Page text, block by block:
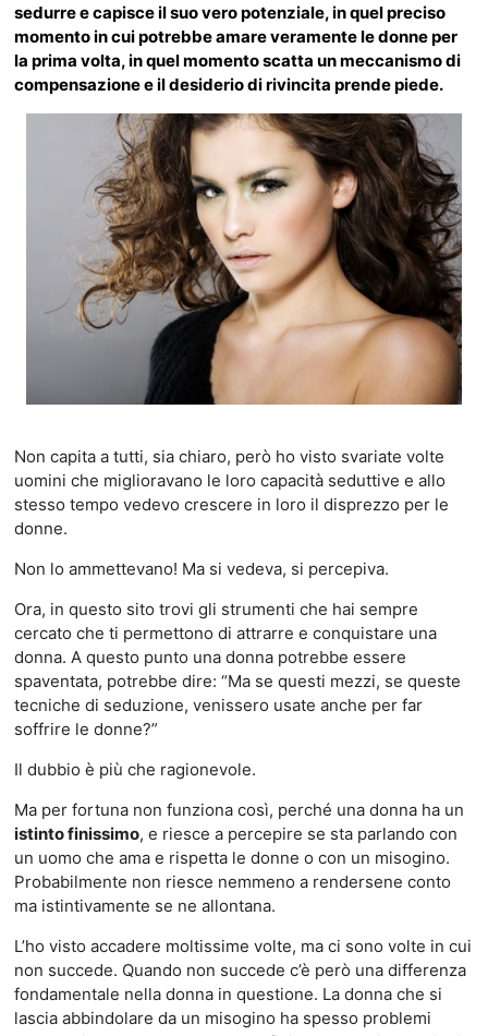
sedurre e capisce il suo vero potenziale, in quel preciso
momento in cui potrebbe amare veramente le donne per
la prima volta, in quel momento scatta un meccanismo di
compensazione e il desiderio di rivincita prende piede.
Non capita a tutti, sia chiaro, però ho visto svariate volte
uomini che miglioravano le loro capacità seduttive e allo
stesso tempo vedevo crescere in loro il disprezzo per le
donne.
Non lo ammettevano! Ma si vedeva, si percepiva.
Ora, in questo sito trovi gli strumenti che hai sempre
cercato che ti permettono di attrarre e conquistare una
donna. A questo punto una donna potrebbe essere
spaventata, potrebbe dire: “Ma se questi mezzi, se queste
tecniche di seduzione, venissero usate anche per far
soffrire le donne?”
Il dubbio è più che ragionevole.
Ma per fortuna non funziona così, perché una donna ha un
istinto finissimo, e riesce a percepire se sta parlando con
un uomo che ama e rispetta le donne o con un misogino.
Probabilmente non riesce nemmeno a rendersene conto
ma istintivamente se ne allontana.
L’ho visto accadere moltissime volte, ma ci sono volte in cui
non succede. Quando non succede c’è però una differenza
fondamentale nella donna in questione. La donna che si
lascia abbindolare da un misogino ha spesso problemi